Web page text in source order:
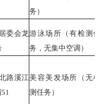
务）
委会龙游泳场所（有检测任
务，无集中空调）
路溪江美容美发场所（无检
测任务）